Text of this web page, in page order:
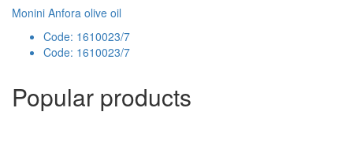
Monini Anfora olive oil
Code: 1610023/7
Code: 1610023/7
Popular products